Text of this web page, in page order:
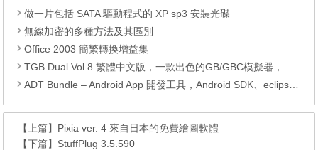
做一片包括 SATA 驅動程式的 XP sp3 安裝光碟
無線加密的多種方法及其區別
Office 2003 簡繁轉換增益集
TGB Dual Vol.8 繁體中文版，一款出色的GB/GBC模擬器，支持聯機。
ADT Bundle – Android App 開發工具，Android SDK、eclipse、Android Development Tools
【上篇】 Pixia ver. 4 來自日本的免費繪圖軟體
【下篇】 StuffPlug 3.5.590